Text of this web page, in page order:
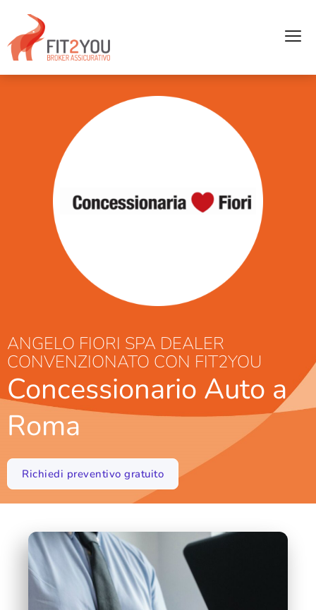
ANGELO FIORI SPA DEALER
CONVENZIONATO CON FIT2YOU
Concessionario Auto a
Roma
Richiedi preventivo gratuito